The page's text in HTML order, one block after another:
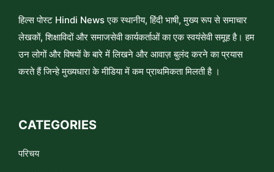
हिल्स पोस्ट Hindi News एक स्थानीय, हिंदी भाषी, मुख्य रूप से समाचार
लेखकों, शिक्षाविदों और समाजसेवी कार्यकर्ताओं का एक स्वयंसेवी समूह है। हम
उन लोगों और विषयों के बारे में लिखने और आवाज़ बुलंद करने का प्रयास
करते हैं जिन्हे मुख्यधारा के मीडिया में कम प्राथमिकता मिलती है ।
CATEGORIES
परिचय